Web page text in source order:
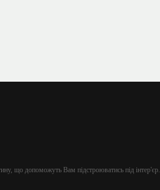
що допоможуть Вам підстроюватись під інтер'єр.